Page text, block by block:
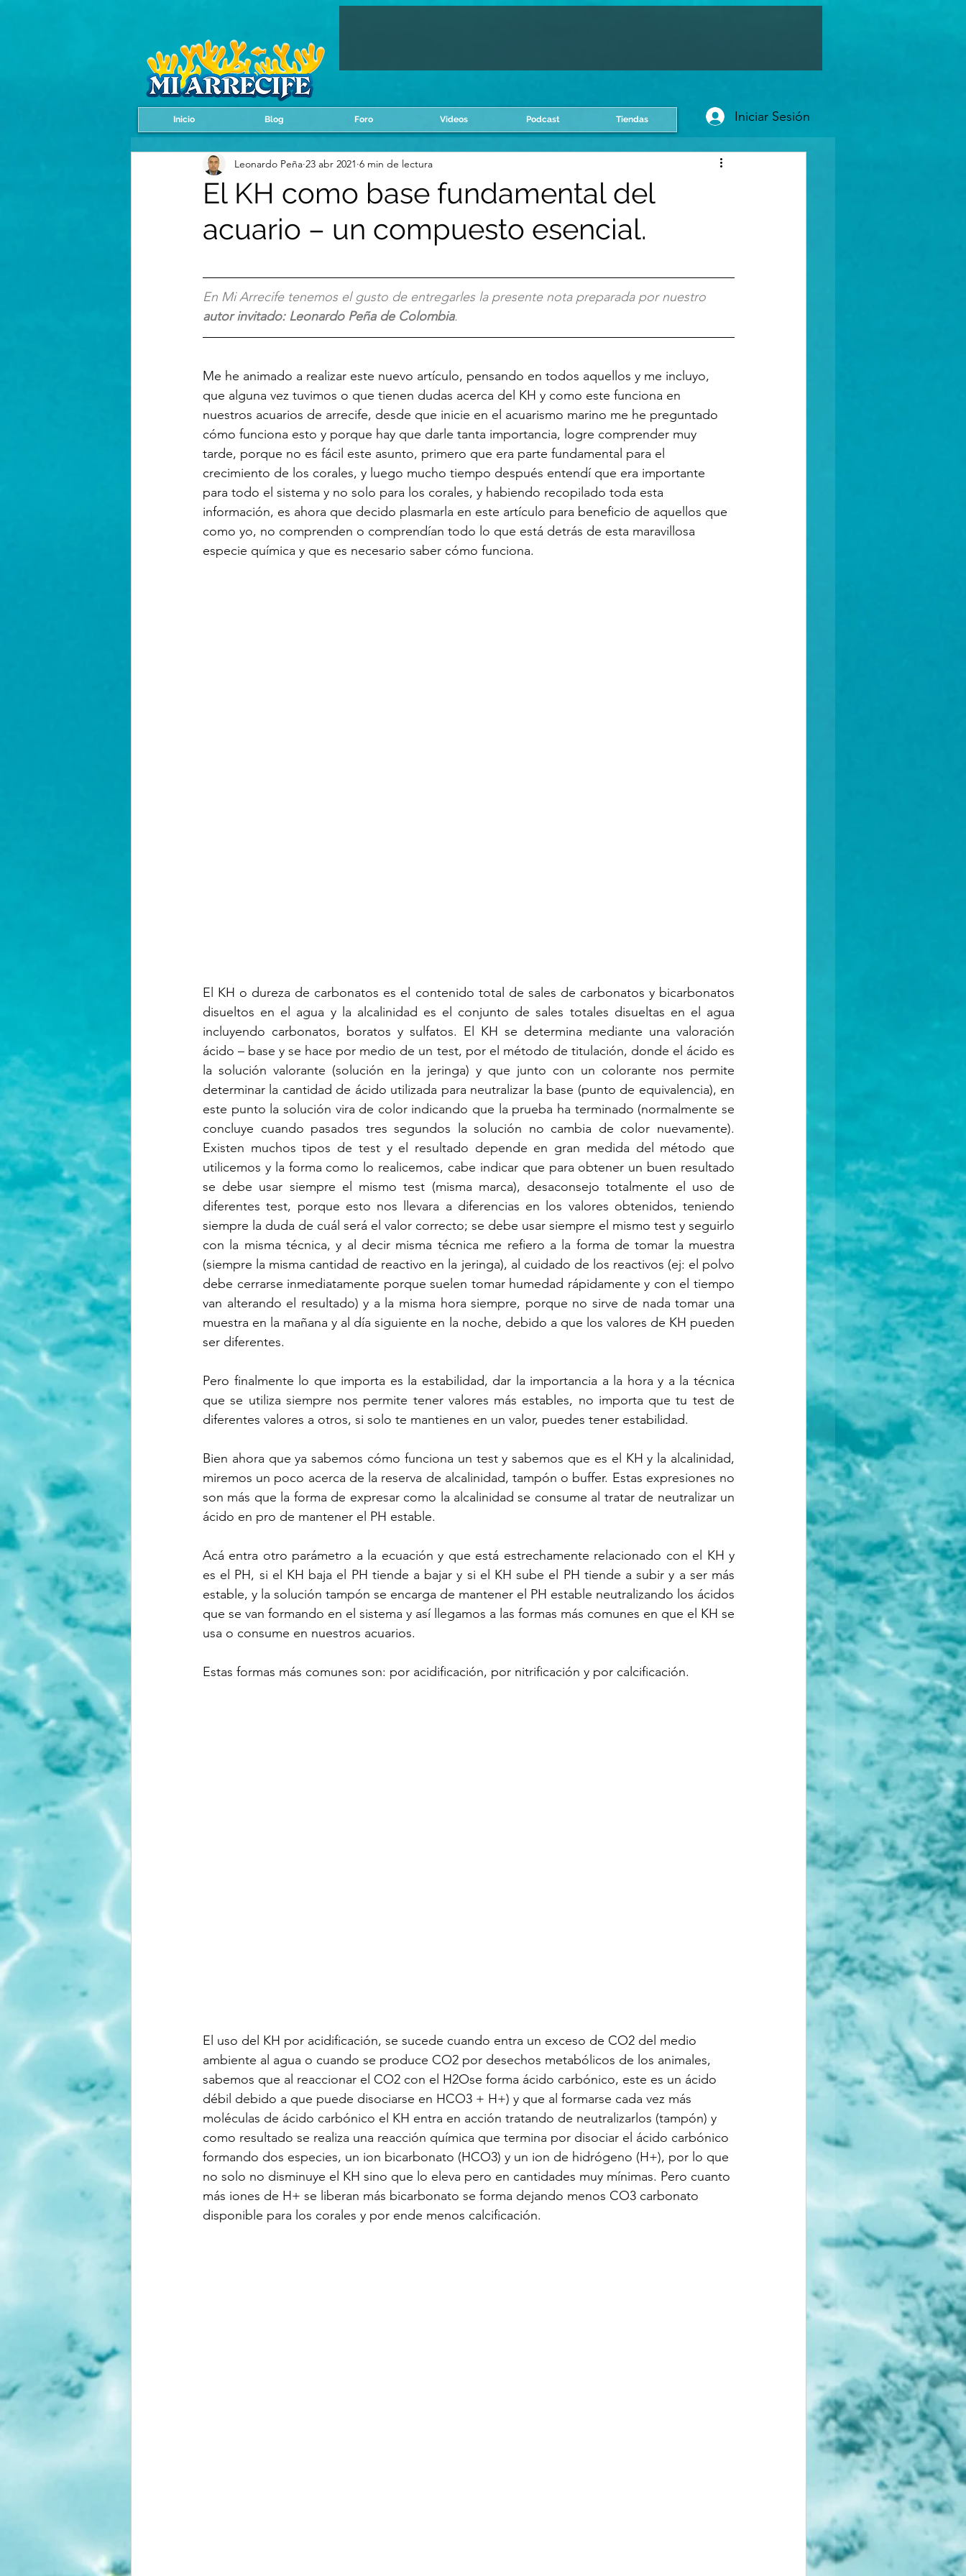
Inicio Blog Foro Videos Podcast Tiendas Iniciar Sesión
El KH como base fundamental del
acuario – un compuesto esencial.
Leonardo Peña 23 abr 2021 6 min de lectura
En Mi Arrecife tenemos el gusto de entregarles la presente nota preparada por nuestro
autor invitado: Leonardo Peña de Colombia.
Me he animado a realizar este nuevo artículo, pensando en todos aquellos y me incluyo,
que alguna vez tuvimos o que tienen dudas acerca del KH y como este funciona en
nuestros acuarios de arrecife, desde que inicie en el acuarismo marino me he preguntado
cómo funciona esto y porque hay que darle tanta importancia, logre comprender muy
tarde, porque no es fácil este asunto, primero que era parte fundamental para el
crecimiento de los corales, y luego mucho tiempo después entendí que era importante
para todo el sistema y no solo para los corales, y habiendo recopilado toda esta
información, es ahora que decido plasmarla en este artículo para beneficio de aquellos que
como yo, no comprenden o comprendían todo lo que está detrás de esta maravillosa
especie química y que es necesario saber cómo funciona.
El KH o dureza de carbonatos es el contenido total de sales de carbonatos y bicarbonatos
disueltos en el agua y la alcalinidad es el conjunto de sales totales disueltas en el agua
incluyendo carbonatos, boratos y sulfatos. El KH se determina mediante una valoración
ácido – base y se hace por medio de un test, por el método de titulación, donde el ácido es
la solución valorante (solución en la jeringa) y que junto con un colorante nos permite
determinar la cantidad de ácido utilizada para neutralizar la base (punto de equivalencia), en
este punto la solución vira de color indicando que la prueba ha terminado (normalmente se
concluye cuando pasados tres segundos la solución no cambia de color nuevamente).
Existen muchos tipos de test y el resultado depende en gran medida del método que
utilicemos y la forma como lo realicemos, cabe indicar que para obtener un buen resultado
se debe usar siempre el mismo test (misma marca), desaconsejo totalmente el uso de
diferentes test, porque esto nos llevara a diferencias en los valores obtenidos, teniendo
siempre la duda de cuál será el valor correcto; se debe usar siempre el mismo test y seguirlo
con la misma técnica, y al decir misma técnica me refiero a la forma de tomar la muestra
(siempre la misma cantidad de reactivo en la jeringa), al cuidado de los reactivos (ej: el polvo
debe cerrarse inmediatamente porque suelen tomar humedad rápidamente y con el tiempo
van alterando el resultado) y a la misma hora siempre, porque no sirve de nada tomar una
muestra en la mañana y al día siguiente en la noche, debido a que los valores de KH pueden
ser diferentes.
Pero finalmente lo que importa es la estabilidad, dar la importancia a la hora y a la técnica
que se utiliza siempre nos permite tener valores más estables, no importa que tu test de
diferentes valores a otros, si solo te mantienes en un valor, puedes tener estabilidad.
Bien ahora que ya sabemos cómo funciona un test y sabemos que es el KH y la alcalinidad,
miremos un poco acerca de la reserva de alcalinidad, tampón o buffer. Estas expresiones no
son más que la forma de expresar como la alcalinidad se consume al tratar de neutralizar un
ácido en pro de mantener el PH estable.
Acá entra otro parámetro a la ecuación y que está estrechamente relacionado con el KH y
es el PH, si el KH baja el PH tiende a bajar y si el KH sube el PH tiende a subir y a ser más
estable, y la solución tampón se encarga de mantener el PH estable neutralizando los ácidos
que se van formando en el sistema y así llegamos a las formas más comunes en que el KH se
usa o consume en nuestros acuarios.
Estas formas más comunes son: por acidificación, por nitrificación y por calcificación.
El uso del KH por acidificación, se sucede cuando entra un exceso de CO2 del medio
ambiente al agua o cuando se produce CO2 por desechos metabólicos de los animales,
sabemos que al reaccionar el CO2 con el H2Ose forma ácido carbónico, este es un ácido
débil debido a que puede disociarse en HCO3 + H+) y que al formarse cada vez más
moléculas de ácido carbónico el KH entra en acción tratando de neutralizarlos (tampón) y
como resultado se realiza una reacción química que termina por disociar el ácido carbónico
formando dos especies, un ion bicarbonato (HCO3) y un ion de hidrógeno (H+), por lo que
no solo no disminuye el KH sino que lo eleva pero en cantidades muy mínimas. Pero cuanto
más iones de H+ se liberan más bicarbonato se forma dejando menos CO3 carbonato
disponible para los corales y por ende menos calcificación.